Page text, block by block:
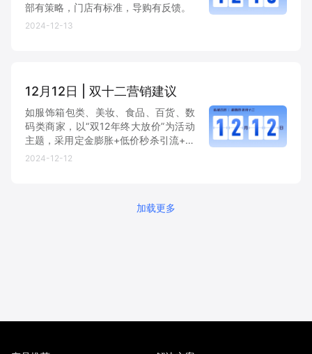
部有策略，门店有标准，导购有反馈。
2024-12-13
12月12日 | 双十二营销建议
如服饰箱包类、美妆、食品、百货、数
码类商家，以“双12年终大放价”为活动
主题，采用定金膨胀+低价秒杀引流+爆
款限时折扣主推+满减送活动，借势做
2024-12-12
加载更多